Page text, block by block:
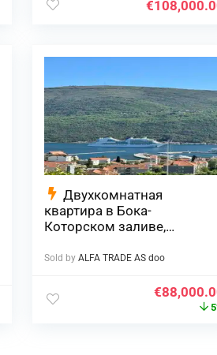
€
Двухкомнатная
квартира в Бока-
Которском заливе,
Sold by ALFA TRADE AS doo
€